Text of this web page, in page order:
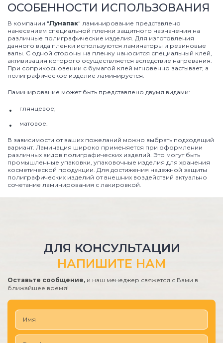
ОСОБЕННОСТИ ИСПОЛЬЗОВАНИЯ
В компании "Лунапак" ламинирование представлено
нанесением специальной пленки защитного назначения на
различные полиграфические изделия. Для изготовления
данного вида пленки используются ламинаторы и резиновые
валы. С одной стороны на пленку наносится специальный клей,
активизация которого осуществляется вследствие нагревания.
При соприкосновении с бумагой клей мгновенно застывает, а
полиграфическое изделие ламинируется.
Ламинирование может быть представлено двумя видами:
глянцевое;
матовое.
В зависимости от ваших пожеланий можно выбрать подходящий
вариант. Ламинация широко применяется при оформлении
различных видов полиграфических изделий. Это могут быть
промышленные упаковки, упаковочные изделия для хранения
косметической продукции. Для достижения надежной защиты
полиграфических изделий от внешних воздействий актуально
сочетание ламинирования с лакировкой.
ДЛЯ КОНСУЛЬТАЦИИ
НАПИШИТЕ НАМ
Оставьте сообщение, и наш менеджер свяжется с Вами в
ближайшее время!